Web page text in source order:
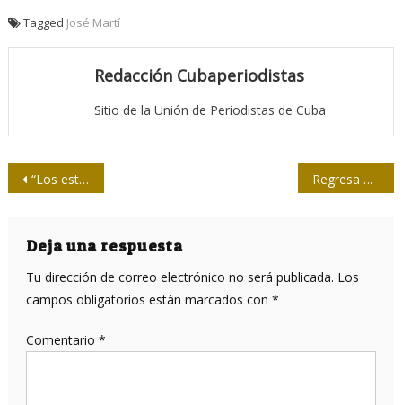
Tagged José Martí
Redacción Cubaperiodistas
Sitio de la Unión de Periodistas de Cuba
Navegación
entradas
“Los estadounidenses no son críticos como para ver cómo funciona la máquina de propaganda” Regresa La Vuelta Abajo para jóvenes radialistas de Cuba
Deja una respuesta
Tu dirección de correo electrónico no será publicada. Los
campos obligatorios están marcados con *
Comentario *